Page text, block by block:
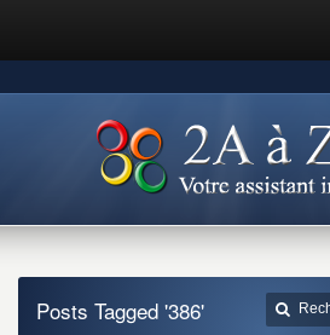
Posts Tagged '386'